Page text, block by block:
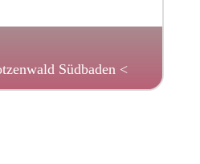
Südbaden <